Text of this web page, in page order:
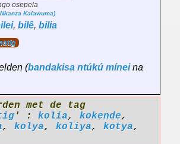
osepela
Kalawuma)
, bilê, bilia
(bandakisa ntúkú míneina
met de tag
' : kolia, kokende,
, kolya, koliya, kotya,